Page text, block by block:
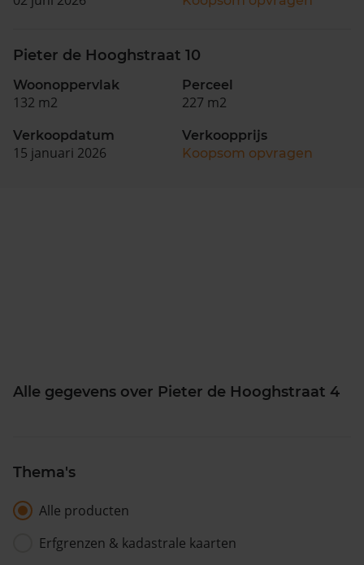
Pieter de Hooghstraat 10
Woonoppervlak
132 m2
Perceel
227 m2
Verkoopdatum
15 januari 2026
Verkoopprijs
Koopsom opvragen
Alle gegevens over Pieter de Hooghstraat 4
Thema's
Alle producten
Erfgrenzen & kadastrale kaarten